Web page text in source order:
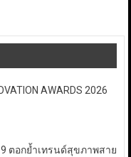
AWARDS 2026
ตอกย้ำเทรนด์สุขภาพสาย